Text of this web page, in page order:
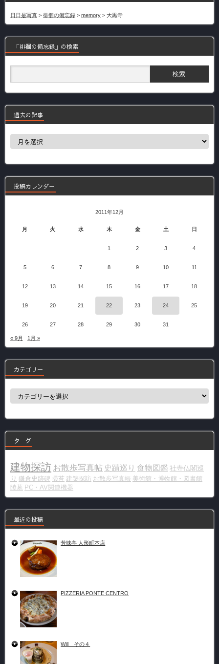
日日是写真 > 徘徊の備忘録 > memory > 大黒寺
「徘徊の備忘録」の検索
過去の記事
事
投稿カレンダー
2011年12月
月 火 水 木 金 土 日
1 2 3 4
5 6 7 8 9 10 11
12 13 14 15 16 17 18
19 20 21 22 23 24 25
26 27 28 29 30 31
« 9月 1月 »
カテゴリー
ー
タ グ
建物探訪 お散歩写真帖 史蹟巡り 食物図鑑 社寺仏閣巡
り 鎌倉史跡碑 掃苔 建築探訪 お散歩写真帳 美術館・博物館・図書館
陵墓 PC・AV関連機器
最近の投稿
芳味亭 人形町本店
PIZZERIA PONTE CENTRO
Will その４